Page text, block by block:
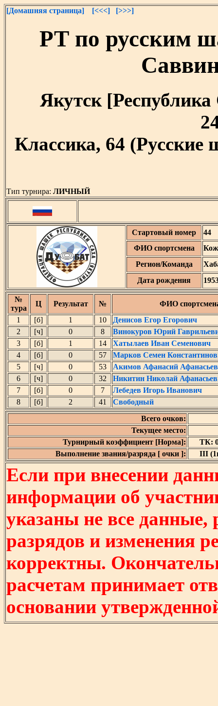
[Домашняя страница] [<<<] [>>>]
РТ по русским
Якутск
Классика, 64
Тип турнира: ЛИЧНЫЙ
Стартовый номер
44
ФИО спортсмена
Регион/Команда
Дата рождения
№
тура
Ц Результат №
ФИО
1
[б] 1 10
Денисов Егор Егорович
2
[ч] 0 8
Винокуров Юрий
3
[б] 1 14
Хатылаев Иван Семенович
4
[б] 0 57
Марков Семен
5
[ч] 0 53
Акимов Афанасий
6
[ч] 0 32
Никитин Николай
7
[б] 0 7
Лебедев Игорь Иванович
8
[б] 2 41
Свободный
Всего очков:
Текущее место:
Турнирный коэффициент [Норма]:
ТК:
Выполнение звания/разряда [ очки ]:
III
Если при внесении
информации об
указаны не все
разрядов и изменения
корректны.
расчетам принимает
основании